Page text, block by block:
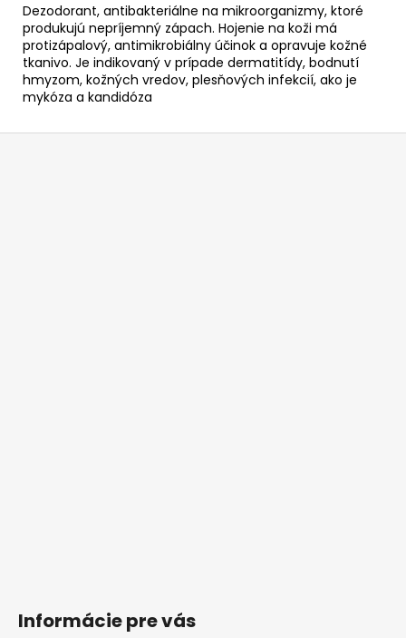
Dezodorant, antibakteriálne na mikroorganizmy, ktoré
produkujú nepríjemný zápach. Hojenie na koži má
protizápalový, antimikrobiálny účinok a opravuje kožné
tkanivo. Je indikovaný v prípade dermatitídy, bodnutí
hmyzom, kožných vredov, plesňových infekcií, ako je
mykóza a kandidóza
Z
Informácie pre vás